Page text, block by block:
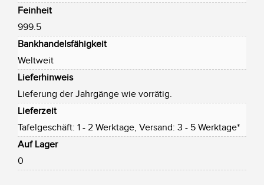
Feinheit
999.5
Bankhandelsfähigkeit
Weltweit
Lieferhinweis
Lieferung der Jahrgänge wie vorrätig.
Lieferzeit
Tafelgeschäft: 1 - 2 Werktage, Versand: 3 - 5 Werktage*
Auf Lager
0